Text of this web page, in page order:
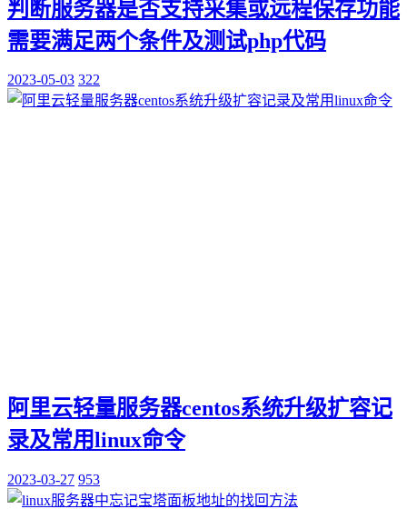
判断服务器是否支持采集或远程保存功能
需要满足两个条件及测试php代码
2023-05-03 322
阿里云轻量服务器centos系统升级扩容记
录及常用linux命令
2023-03-27 953